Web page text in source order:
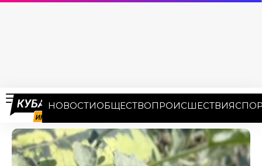
НОВОСТИОБЩЕСТВОПРОИСШЕСТВИЯ